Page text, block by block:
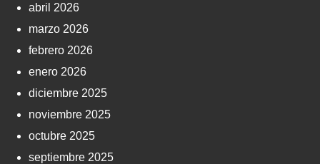
abril 2026
marzo 2026
febrero 2026
enero 2026
diciembre 2025
noviembre 2025
octubre 2025
septiembre 2025